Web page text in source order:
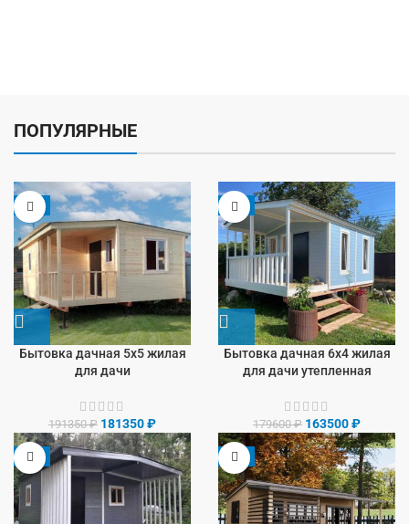
ПОПУЛЯРНЫЕ
-5%
Бытовка дачная 5х5 жилая
для дачи
191350₽ 181350₽
-9%
Бытовка дачная 6х4 жилая
для дачи утепленная
179600₽ 163500₽
-8% -9%